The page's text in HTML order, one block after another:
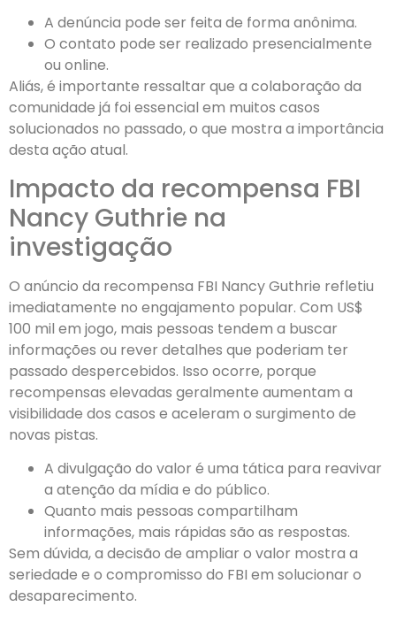
A denúncia pode ser feita de forma anônima.
O contato pode ser realizado presencialmente
ou online.
Aliás, é importante ressaltar que a colaboração da
comunidade já foi essencial em muitos casos
solucionados no passado, o que mostra a importância
desta ação atual.
Impacto da recompensa FBI
Nancy Guthrie na
investigação
O anúncio da recompensa FBI Nancy Guthrie refletiu
imediatamente no engajamento popular. Com US$
100 mil em jogo, mais pessoas tendem a buscar
informações ou rever detalhes que poderiam ter
passado despercebidos. Isso ocorre, porque
recompensas elevadas geralmente aumentam a
visibilidade dos casos e aceleram o surgimento de
novas pistas.
A divulgação do valor é uma tática para reavivar
a atenção da mídia e do público.
Quanto mais pessoas compartilham
informações, mais rápidas são as respostas.
Sem dúvida, a decisão de ampliar o valor mostra a
seriedade e o compromisso do FBI em solucionar o
desaparecimento.